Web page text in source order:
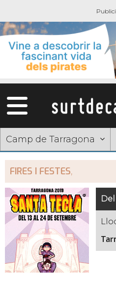
Camp de Tarragona
FIRES I FESTES,